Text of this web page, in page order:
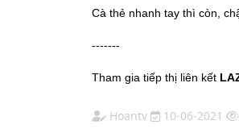
Cà thẻ nhanh tay thì còn,
-------
Tham gia tiếp thị liên kết
Hoantv 10-06-2021